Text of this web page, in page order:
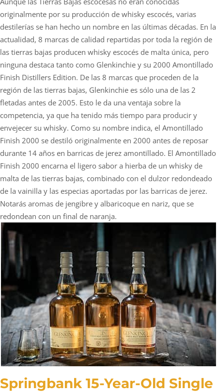
originalmente por su producción de whisky escocés, varias
destilerías se han hecho un nombre en las últimas décadas. En la
actualidad, 8 marcas de calidad repartidas por toda la región de
las tierras bajas producen whisky escocés de malta única, pero
ninguna destaca tanto como Glenkinchie y su 2000 Amontillado
Finish Distillers Edition. De las 8 marcas que proceden de la
región de las tierras bajas, Glenkinchie es sólo una de las 2
fletadas antes de 2005. Esto le da una ventaja sobre la
competencia, ya que ha tenido más tiempo para producir y
envejecer su whisky. Como su nombre indica, el Amontillado
Finish 2000 se destiló originalmente en 2000 antes de reposar
durante 14 años en barricas de jerez amontillado. El Amontillado
Finish 2000 encarna el ligero sabor a hierba de un whisky de
malta de las tierras bajas, combinado con el dulzor redondeado
de la vainilla y las especias aportadas por las barricas de jerez.
Notarás aromas de jengibre y albaricoque en nariz, que se
redondean con un final de naranja.
Springbank 15-Year-Old Single